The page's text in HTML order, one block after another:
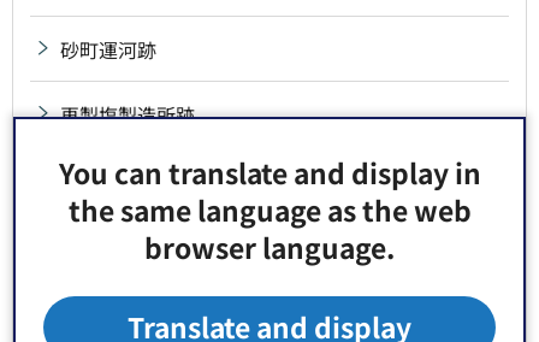
You can translate and display in
the same language as the web
browser language.
Translate and display
砂町運河跡
再製塩製造所跡
採荼庵跡
斎藤鶴磯宅跡
斎藤堀跡